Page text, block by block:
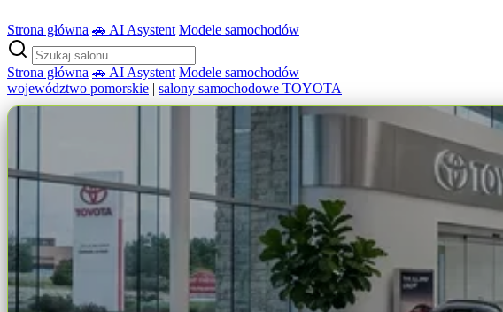
Strona główna 🚗 AI Asystent Modele samochodów
Strona główna 🚗 AI Asystent Modele samochodów
województwo pomorskie | salony samochodowe TOYOTA